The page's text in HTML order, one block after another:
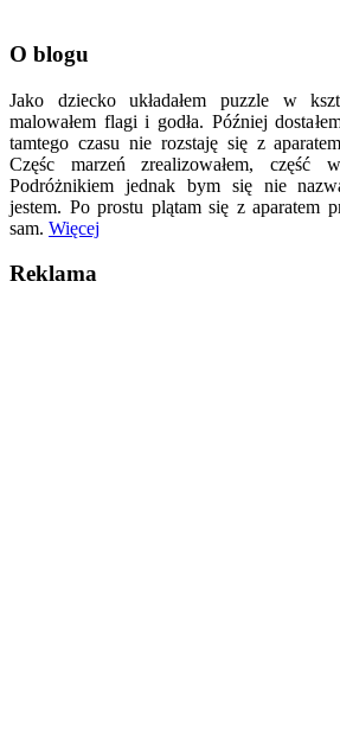
O blogu
Jako dziecko układałem puzzle w
malowałem flagi i godła. Później
tamtego czasu nie rozstaję się z
Częśc marzeń zrealizowałem, część
Podróżnikiem jednak bym się nie
jestem. Po prostu plątam się z aparatem
sam. Więcej
Reklama